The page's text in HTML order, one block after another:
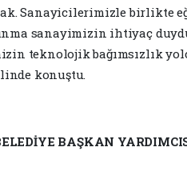
Sanayicilerimizle birlikte
sanayimizin ihtiyaç
teknolojik bağımsızlık
konuştu.
BAŞKAN